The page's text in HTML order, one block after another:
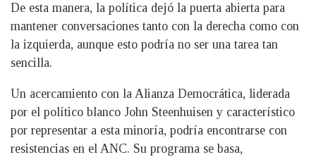
De esta manera, la política dejó la puerta abierta para
mantener conversaciones tanto con la derecha como con
la izquierda, aunque esto podría no ser una tarea tan
sencilla.
Un acercamiento con la Alianza Democrática, liderada
por el político blanco John Steenhuisen y característico
por representar a esta minoría, podría encontrarse con
resistencias en el ANC. Su programa se basa,